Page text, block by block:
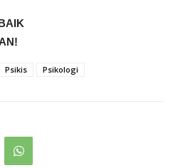
Psikis Psikologi